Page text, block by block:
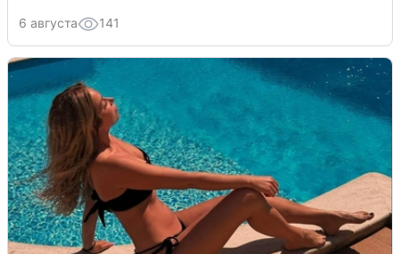
6 августа 141